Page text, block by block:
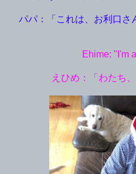
パパ：「これは、お利口さ
Ehime: "I'm
えひめ：「わたち